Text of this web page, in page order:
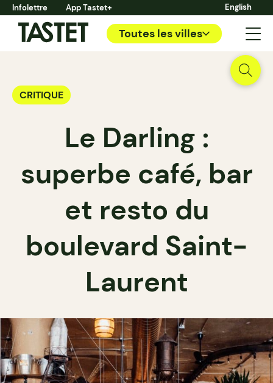
Infolettre App Tastet+ English
Toutes les villes
CRITIQUE
Le Darling :
superbe café, bar
et resto du
boulevard Saint-
Laurent